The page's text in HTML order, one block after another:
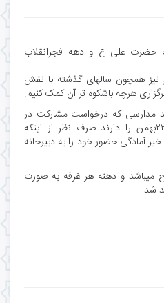
حضرت علی ع و دهه فجرانقلاب
نیز همچون سالهای گذشته با نقش
مدارسی که درخواست مشارکت در
غرفه های فرهنگی راهپیمایی ۲۲بهمن را دارند صرف نظر از اینکه
آمادگی حضور خود را به دبیرخانه
میباشد و دهنه هر غرفه به صورت